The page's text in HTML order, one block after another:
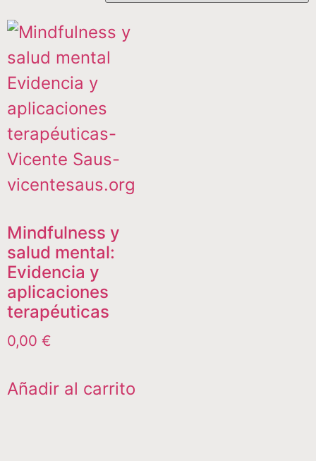
Mindfulness y
salud mental:
Evidencia y
aplicaciones
terapéuticas
0,00 €
Añadir al carrito